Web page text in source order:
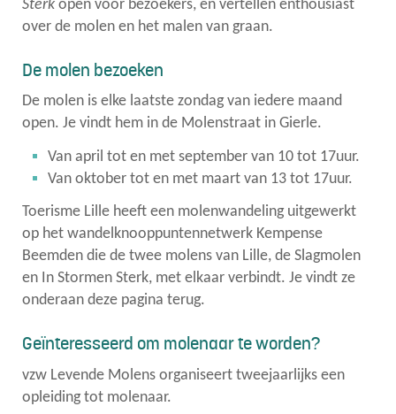
Sterk open voor bezoekers, en vertellen enthousiast
over de molen en het malen van graan.
De molen bezoeken
De molen is elke laatste zondag van iedere maand
open. Je vindt hem in de Molenstraat in Gierle.
Van april tot en met september van 10 tot 17uur.
Van oktober tot en met maart van 13 tot 17uur.
Toerisme Lille heeft een molenwandeling uitgewerkt
op het wandelknooppuntennetwerk Kempense
Beemden die de twee molens van Lille, de Slagmolen
en In Stormen Sterk, met elkaar verbindt. Je vindt ze
onderaan deze pagina terug.
Geïnteresseerd om molenaar te worden?
vzw Levende Molens organiseert tweejaarlijks een
opleiding tot molenaar.